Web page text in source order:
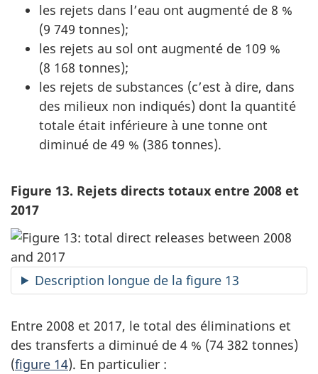
les rejets dans l’eau ont augmenté de 8 %
(9 749 tonnes);
les rejets au sol ont augmenté de 109 %
(8 168 tonnes);
les rejets de substances (c’est à dire, dans
des milieux non indiqués) dont la quantité
totale était inférieure à une tonne ont
diminué de 49 % (386 tonnes).
Figure 13. Rejets directs totaux entre 2008 et
2017
Description longue de la figure 13
Entre 2008 et 2017, le total des éliminations et
des transferts a diminué de 4 % (74 382 tonnes)
(figure 14). En particulier :